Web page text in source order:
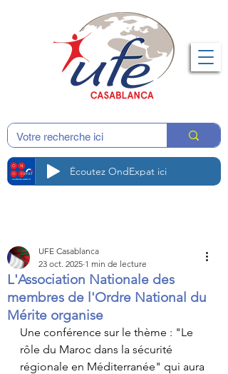
Écoutez OndExpat ici
L'Association Nationale des
membres de l'Ordre National du
Mérite organise
UFE Casablanca
23 oct. 2025 1 min de lecture
Une conférence sur le thème : "Le
rôle du Maroc dans la sécurité
régionale en Méditerranée" qui aura